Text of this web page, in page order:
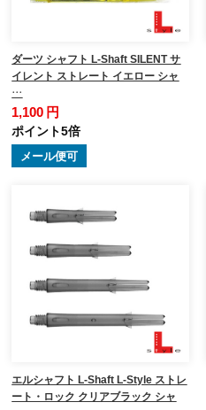
ダーツ シャフト L-Shaft SILENT サ
イレント ストレート イエロー シャ
…
1,100 円
ポイント5倍
メール便可
エルシャフト L-Shaft L-Style ストレ
ート・ロック クリアブラック シャ